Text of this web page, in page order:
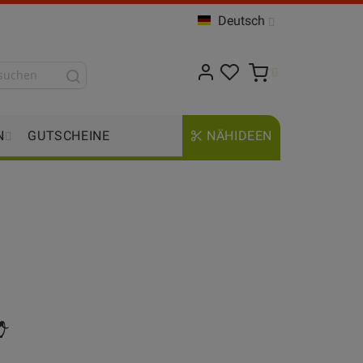
Deutsch
GUTSCHEINE NÄHIDEEN